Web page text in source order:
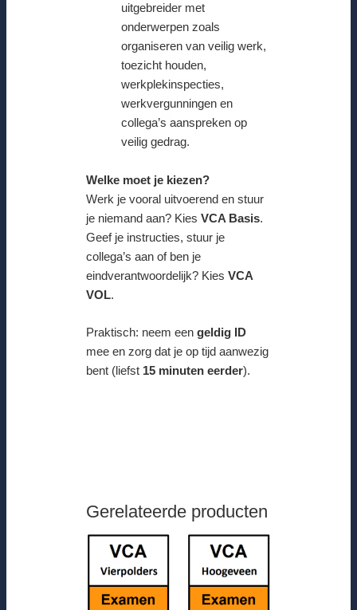
uitgebreider met
onderwerpen zoals
organiseren van veilig werk,
toezicht houden,
werkplekinspecties,
werkvergunningen en
collega’s aanspreken op
veilig gedrag.
Welke moet je kiezen?
Werk je vooral uitvoerend en stuur
je niemand aan? Kies VCA Basis.
Geef je instructies, stuur je
collega’s aan of ben je
eindverantwoordelijk? Kies VCA
VOL.
Praktisch: neem een geldig ID
mee en zorg dat je op tijd aanwezig
bent (liefst 15 minuten eerder).
Gerelateerde producten
Prijsklasse:
Prijsklasse: